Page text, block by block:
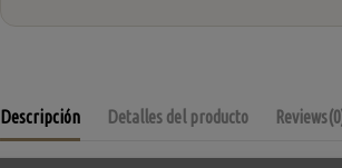
Descripción Detalles del producto Reviews